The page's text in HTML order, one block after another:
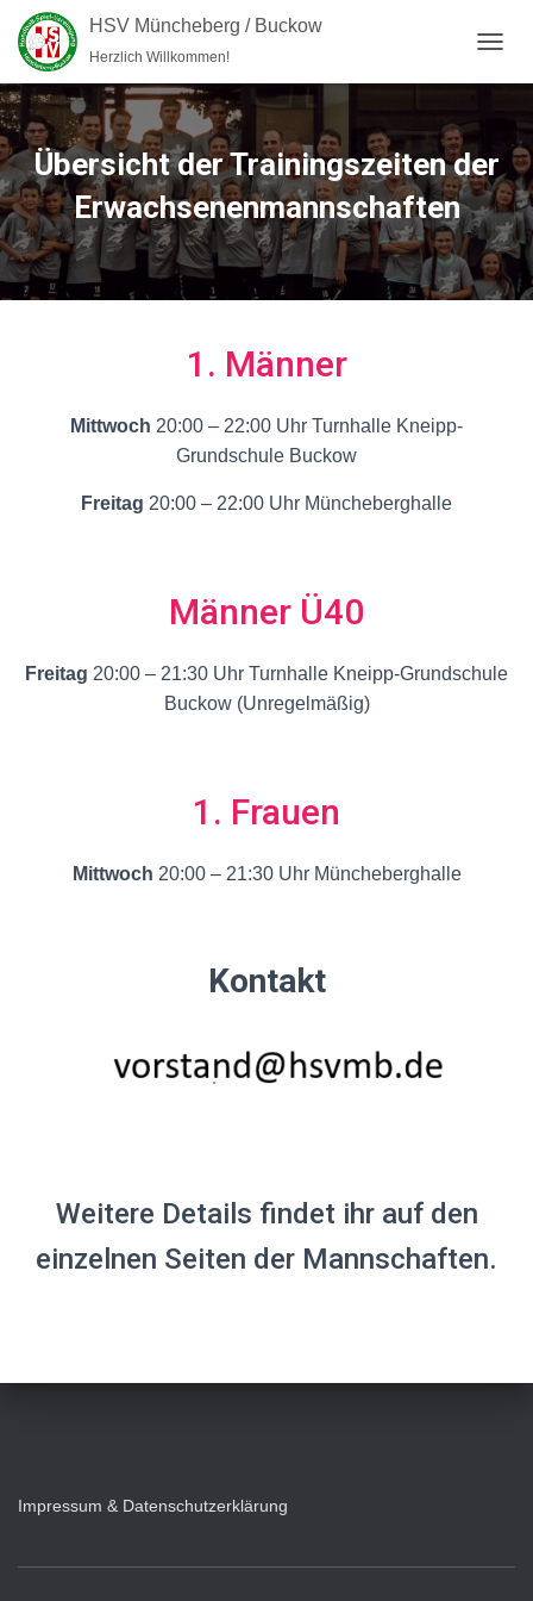
HSV Müncheberg / Buckow
Herzlich Willkommen!
Übersicht der Trainingszeiten der
Erwachsenenmannschaften
1. Männer
Mittwoch 20:00 – 22:00 Uhr Turnhalle Kneipp-
Grundschule Buckow
Freitag 20:00 – 22:00 Uhr Müncheberghalle
Männer Ü40
Freitag 20:00 – 21:30 Uhr Turnhalle Kneipp-Grundschule
Buckow (Unregelmäßig)
1. Frauen
Mittwoch 20:00 – 21:30 Uhr Müncheberghalle
Kontakt
Weitere Details findet ihr auf den
einzelnen Seiten der Mannschaften.
Impressum & Datenschutzerklärung